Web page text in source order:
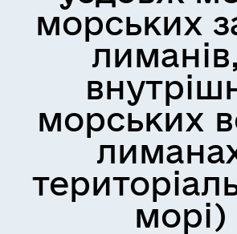
морських
морських
морі)